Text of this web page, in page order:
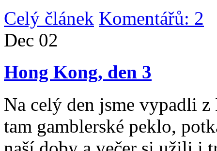
Celý článek Komentářů: 2
Dec 02
Hong Kong, den 3
Na celý den jsme vypadli
tam gamblerské peklo,